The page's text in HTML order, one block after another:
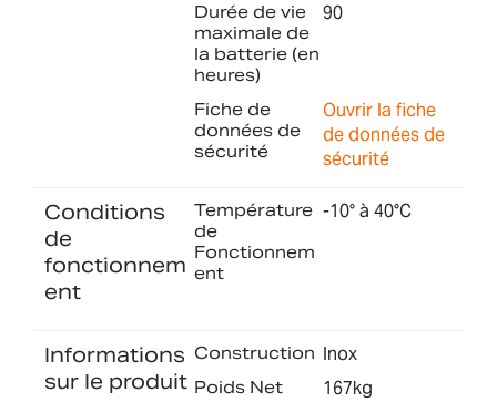
Durée de vie
maximale de
la batterie (en
heures)
90
Fiche de
données de
sécurité
Ouvrir la fiche
de données de
sécurité
Conditions
de
fonctionnem
ent
Température
de
Fonctionnem
ent
-10° à 40°C
Informations
sur le produit
Construction Inox
Poids Net 167kg